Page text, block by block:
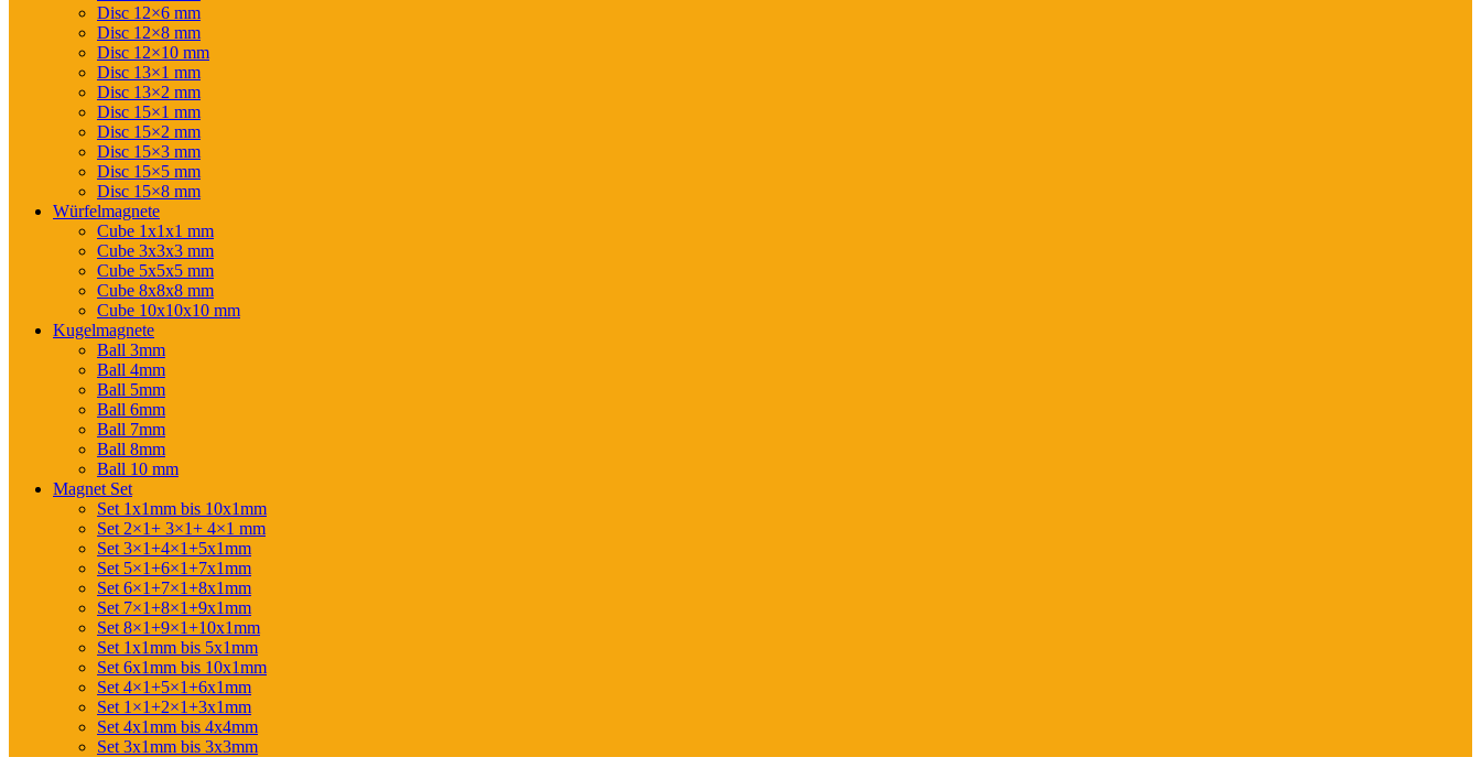
Disc 12×6 mm
Disc 12×8 mm
Disc 12×10 mm
Disc 13×1 mm
Disc 13×2 mm
Disc 15×1 mm
Disc 15×2 mm
Disc 15×3 mm
Disc 15×5 mm
Disc 15×8 mm
Würfelmagnete
Cube 1x1x1 mm
Cube 3x3x3 mm
Cube 5x5x5 mm
Cube 8x8x8 mm
Cube 10x10x10 mm
Kugelmagnete
Ball 3mm
Ball 4mm
Ball 5mm
Ball 6mm
Ball 7mm
Ball 8mm
Ball 10 mm
Magnet Set
Set 1x1mm bis 10x1mm
Set 2×1+ 3×1+ 4×1 mm
Set 3×1+4×1+5x1mm
Set 5×1+6×1+7x1mm
Set 6×1+7×1+8x1mm
Set 7×1+8×1+9x1mm
Set 8×1+9×1+10x1mm
Set 1x1mm bis 5x1mm
Set 6x1mm bis 10x1mm
Set 4×1+5×1+6x1mm
Set 1×1+2×1+3x1mm
Set 4x1mm bis 4x4mm
Set 3x1mm bis 3x3mm